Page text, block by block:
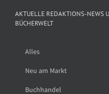
AKTUELLE REDAKTIONS-NEWS
BÜCHERWELT
Alles
Neu am Markt
Buchhandel